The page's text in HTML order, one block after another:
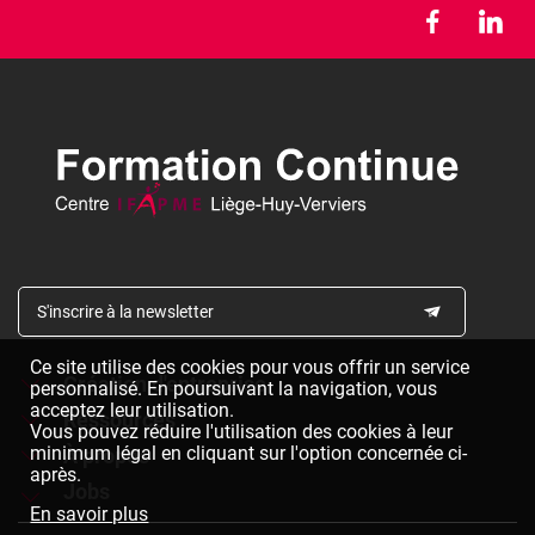
Ce site utilise des cookies pour vous offrir un service
personnalisé. En poursuivant la navigation, vous
acceptez leur utilisation.
Vous pouvez réduire l'utilisation des cookies à leur
minimum légal en cliquant sur l'option concernée ci-
après.
En savoir plus
S'inscrire à la newsletter
Création d'entreprise
Formations à la création d'entreprise
Chèques formation à la création d'entreprise
Ressources
Dépliants à télécharger
Bulletin d'inscription à télécharger
À propos